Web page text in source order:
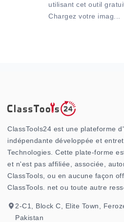
utilisant cet outil
Chargez votre imag...
ClassTools24 est une plateforme
indépendante développée et
Technologies. Cette plate-forme
et n'est pas affiliée, associée,
ClassTools, ou en aucune façon
ClassTools. net ou toute autre
2-C1, Block C, Elite Town,
Pakistan